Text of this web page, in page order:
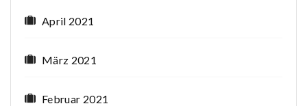
April 2021
März 2021
Februar 2021